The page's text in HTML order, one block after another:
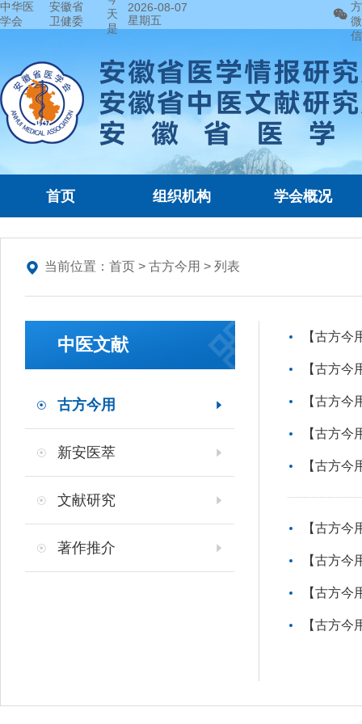
中华医
学会
安徽省
卫健委
天
是
2026-08-07
星期五
方
微
信
首页 组织机构 学会概况
当前位置： 首页 > 古方今用 > 列表
中医文献
古方今用
新安医萃
文献研究
著作推介
【古方今
【古方今
【古方今
【古方今
【古方今
【古方今
【古方今
【古方
【古方今